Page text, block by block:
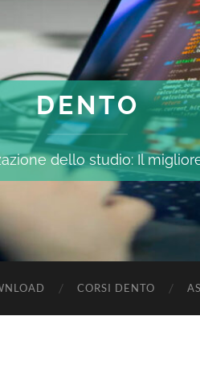
DENTO
dello studio: Il
CORSI DENTO